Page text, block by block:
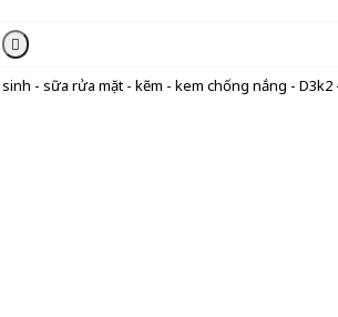
- sữa rửa mặt - kẽm - kem chống nắng - D3k2